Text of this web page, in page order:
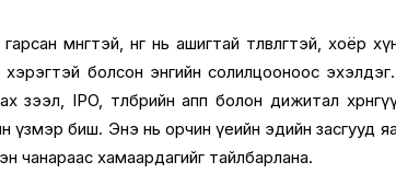
мөнгөтэй, нөгөө нь ашигтай төлөвлөгөөтэй, хоёр
хэрэгтэй болсон энгийн солилцооноос
зээл, IPO, төлбөрийн апп болон дижитал
үзмэр биш. Энэ нь орчин үеийн эдийн засгууд
чанараас хамаардагийг тайлбарлана.